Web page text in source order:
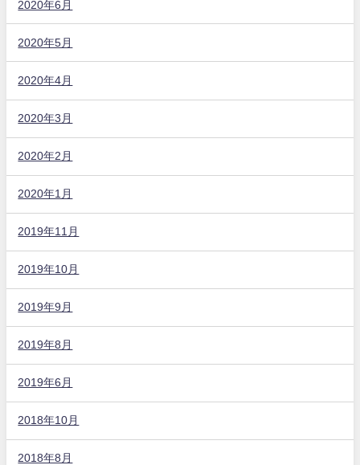
2020年6月
2020年5月
2020年4月
2020年3月
2020年2月
2020年1月
2019年11月
2019年10月
2019年9月
2019年8月
2019年6月
2018年10月
2018年8月